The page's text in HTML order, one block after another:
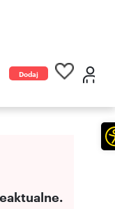
Dodaj